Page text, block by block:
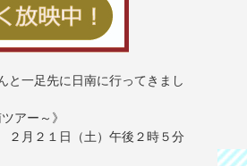
一足先に日南に行ってきまし
アー～》
月２１日（土）午後２時５分